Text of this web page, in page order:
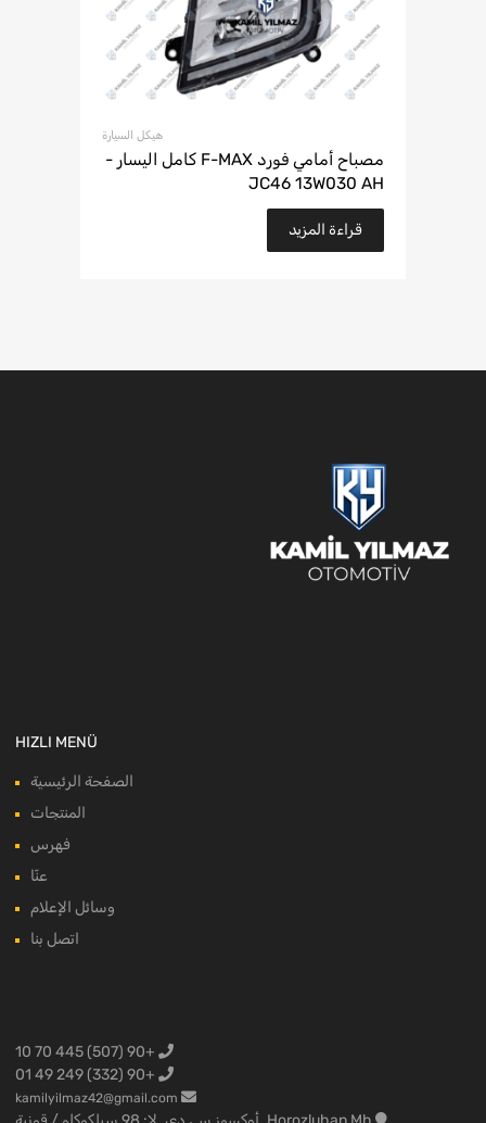
هيكل السيارة
مصباح أمامي فورد F-MAX كامل اليسار -
JC46 13W030 AH
قراءة المزيد
HIZLI MENÜ
الصفحة الرئيسية
المنتجات
فهرس
عنّا
وسائل الإعلام
اتصل بنا
+90 (507) 445 70 10
+90 (332) 249 49 01
kamilyilmaz42@gmail.com